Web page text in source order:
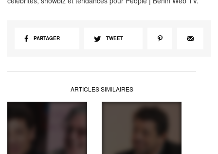
PARTAGER TWEET
ARTICLES SIMILAIRES